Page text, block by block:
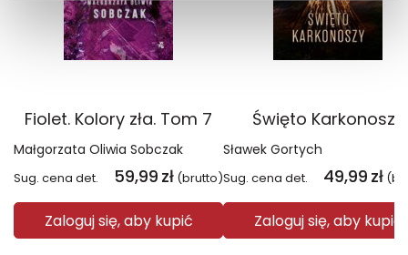
Fiolet. Kolory zła. Tom 7
Małgorzata Oliwia Sobczak
Sug. cena det. 59,99 zł (brutto)
Zaloguj się, aby kupić
Święto Karkonoszy
Sławek Gortych
Sug. cena det. 49,99 zł
Zaloguj się, aby kupić